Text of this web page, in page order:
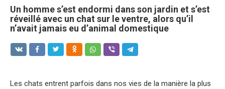
Un homme s’est endormi dans son jardin et s’est
réveillé avec un chat sur le ventre, alors qu’il
n’avait jamais eu d’animal domestique
Les chats entrent parfois dans nos vies de la manière la plus